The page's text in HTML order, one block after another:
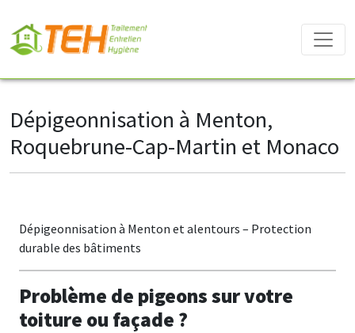
Dépigeonnisation à Menton,
Roquebrune-Cap-Martin et Monaco
Dépigeonnisation à Menton et alentours – Protection
durable des bâtiments
Problème de pigeons sur votre
toiture ou façade ?